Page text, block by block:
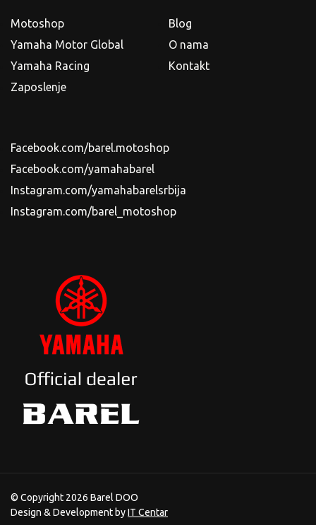
Motoshop
Yamaha Motor Global
Yamaha Racing
Zaposlenje
Blog
O nama
Kontakt
Facebook.com/barel.motoshop
Facebook.com/yamahabarel
Instagram.com/yamahabarelsrbija
Instagram.com/barel_motoshop
© Copyright 2026 Barel DOO
Design & Development byIT Centar